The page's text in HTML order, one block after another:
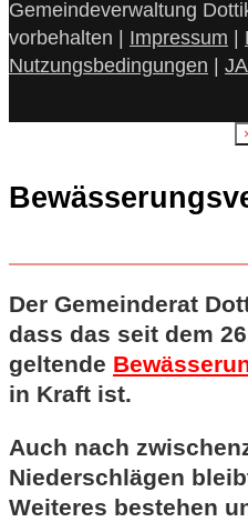
Gemeindeverwaltung
vorbehalten | Impressum |
Nutzungsbedingungen |
Der Gemeinderat
dass das seit dem
geltende
in Kraft ist.
Auch nach
Niederschlägen
Weiteres bestehen